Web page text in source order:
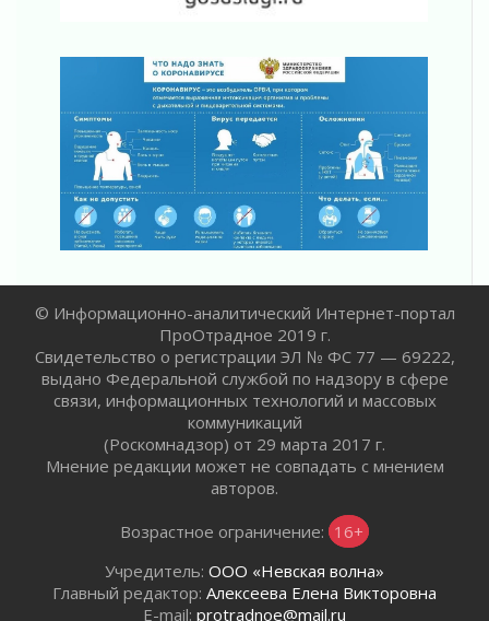
Ладога — не пруд
ПСК через Гослуслуги напомнит жителям
Ленинградской области о неоплаченных
счетах
02 августа 2026
Пропавшего подростка нашли в Кировском
районе Ленобласти
02 августа 2026
Жителям Ленобласти напомнили, как
действовать при укусе клеща
В Ивангороде назвали новых почетных
граждан Ленинградской области
02 августа 2026
Готовность №1
02 августа 2026
Километровые столбы «Дороги жизни»
отправили на реставрацию
02 августа 2026
Ленобласть внедрила передовую подготовку
операторов БПЛА
В Ивангороде появилась «Избушка-
воробушка»
© Информационно-аналитический Интернет-портал
ПроОтрадное 2019 г.
Свидетельство о регистрации ЭЛ № ФС 77 — 69222,
выдано Федеральной службой по надзору в сфере
связи, информационных технологий и массовых
коммуникаций
(Роскомнадзор) от 29 марта 2017 г.
Мнение редакции может не совпадать с мнением
авторов.
Возрастное ограничение: 16+
Учредитель: ООО «Невская волна»
Главный редактор: Алексеева Елена Викторовна
E-mail: protradnoe@mail.ru